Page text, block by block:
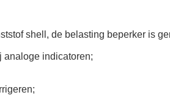
shell, de belasting beperker is
analoge indicatoren;